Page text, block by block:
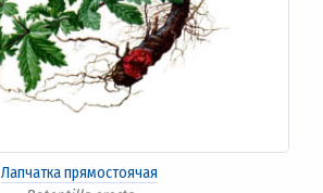
Лапчатка прямостоячая